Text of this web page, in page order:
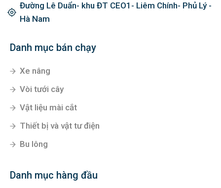
Đường Lê Duẩn- khu ĐT CEO1- Liêm Chính- Phủ Lý -
Hà Nam
Danh mục bán chạy
Xe nâng
Vòi tưới cây
Vật liệu mài cắt
Thiết bị và vật tư điện
Bu lông
Danh mục hàng đầu